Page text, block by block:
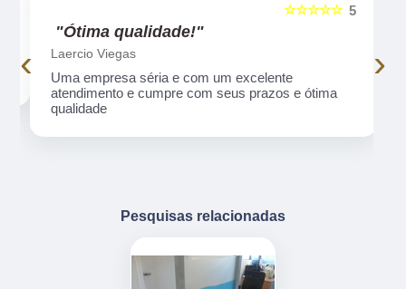
5
☆☆☆☆☆
"Ótima qualidade!"
Laercio Viegas
Uma empresa séria e com um excelente
atendimento e cumpre com seus prazos e ótima
qualidade
‹ ›
Pesquisas relacionadas